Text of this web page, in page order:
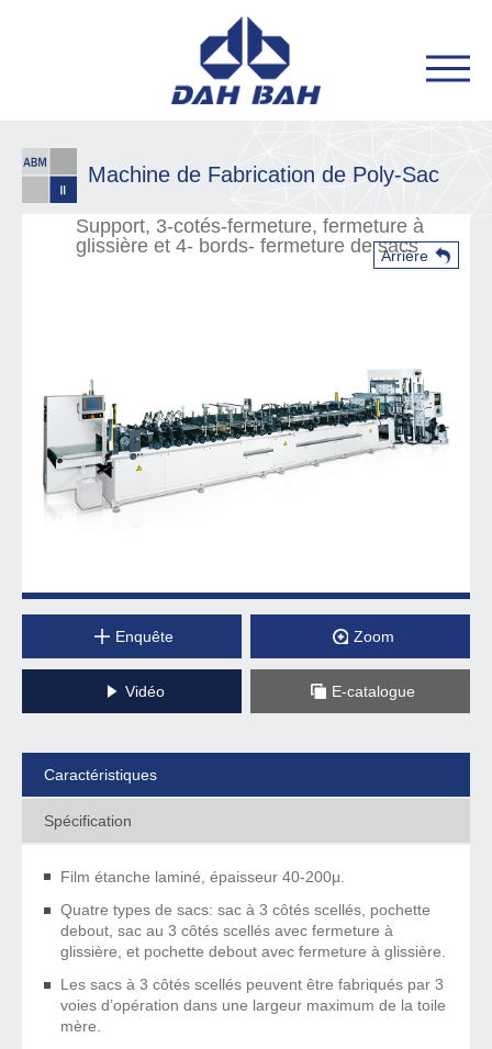
Arrière
Machine de Fabrication de Poly-Sac
Support, 3-cotés-fermeture, fermeture à
glissière et 4- bords- fermeture de sacs
Enquête Zoom
Vidéo E-catalogue
Caractéristiques
Spécification
Film étanche laminé, épaisseur 40-200μ.
Quatre types de sacs: sac à 3 côtés scellés, pochette
debout, sac au 3 côtés scellés avec fermeture à
glissière, et pochette debout avec fermeture à glissière.
Les sacs à 3 côtés scellés peuvent être fabriqués par 3
voies d’opération dans une largeur maximum de la toile
mère.